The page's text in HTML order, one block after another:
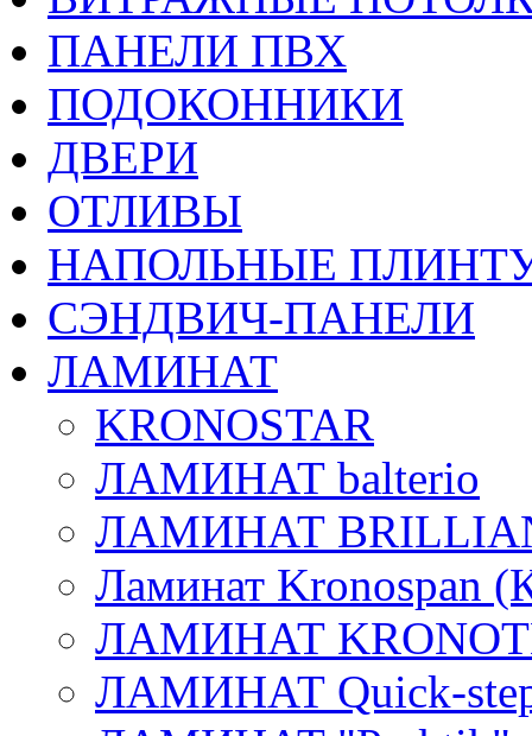
ПАНЕЛИ ПВХ
ПОДОКОННИКИ
ДВЕРИ
ОТЛИВЫ
НАПОЛЬНЫЕ
СЭНДВИЧ-ПАНЕЛИ
ЛАМИНАТ
KRONOSTAR
ЛАМИНАТ balterio
ЛАМИНАТ
Ламинат Kronospan
ЛАМИНАТ
ЛАМИНАТ Quick-